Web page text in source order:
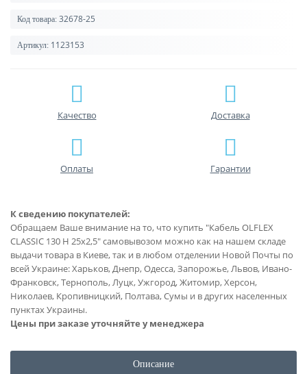
Код товара: 32678-25
Артикул: 1123153
Качество Доставка
Оплаты Гарантии
К сведению покупателей:
Обращаем Ваше внимание на то, что купить "Кабель OLFLEX
CLASSIC 130 H 25x2,5" самовывозом можно как на нашем складе
выдачи товара в Киеве, так и в любом отделении Новой Почты по
всей Украине: Харьков, Днепр, Одесса, Запорожье, Львов, Ивано-
Франковск, Тернополь, Луцк, Ужгород, Житомир, Херсон,
Николаев, Кропивницкий, Полтава, Сумы и в других населенных
пунктах Украины.
Цены при заказе уточняйте у менеджера
Описание